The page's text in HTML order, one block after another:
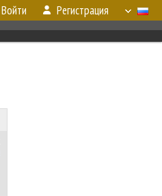
Войти Регистрация